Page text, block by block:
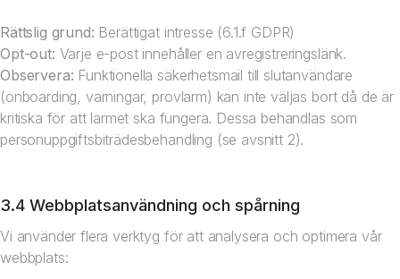
Rättslig grund: Berättigat intresse (6.1.f GDPR)
Opt-out: Varje e-post innehåller en avregistreringslänk.
Observera: Funktionella säkerhetsmail till slutanvändare
(onboarding, varningar, provlarm) kan inte väljas bort då de är
kritiska för att larmet ska fungera. Dessa behandlas som
personuppgiftsbiträdesbehandling (se avsnitt 2).
3.4 Webbplatsanvändning och spårning
Vi använder flera verktyg för att analysera och optimera vår
webbplats: